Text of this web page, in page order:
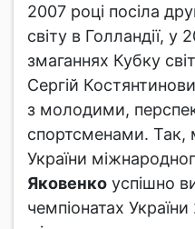
2007 році посіла
світу в Голландії, у
змаганнях Кубку
Сергій
з молодими,
спортсменами. Так,
України
Яковенко успішно
чемпіонатах